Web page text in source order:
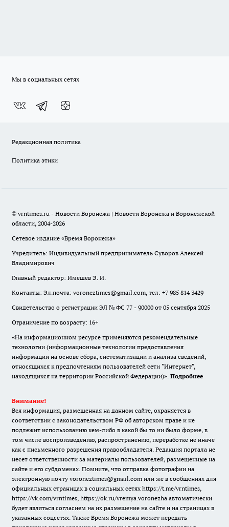
Мы в социальных сетях
Редакционная политика
Политика этики
© vrntimes.ru - Новости Воронежа | Новости Воронежа и Воронежской
области, 2004-2026
Сетевое издание «Время Воронежа»
Учредитель: Индивидуальный предприниматель Суворов Алексей
Владимирович
Главный редактор: Имешев Э. И.
Контакты: Эл.почта: voroneztimes@gmail.com, тел: +7 985 814 3429
Свидетельство о регистрации ЭЛ № ФС 77 - 90000 от 05 сентября 2025
Ограничение по возрасту: 16+
«На информационном ресурсе применяются рекомендательные
технологии (информационные технологии предоставления
информации на основе сбора, систематизации и анализа сведений,
относящихся к предпочтениям пользователей сети "Интернет",
находящихся на территории Российской Федерации)». Подробнее
Внимание!
Вся информация, размещенная на данном сайте, охраняется в
соответствии с законодательством РФ об авторском праве и не
подлежит использованию кем-либо в какой бы то ни было форме, в
том числе воспроизведению, распространению, переработке не иначе
как с письменного разрешения правообладателя. Редакция портала не
несет ответственности за материалы пользователей, размещенные на
сайте и его субдоменах. Помните, что отправка фотографии на
электронную почту voroneztimes@gmail.com или же в сообщениях для
официальных страницах в социальных сетях https://t.me/vrntimes,
https://vk.com/vrntimes, https://ok.ru/vremya.voronezha автоматически
будет являться согласием на их размещение на сайте и на страницах в
указанных соцсетях. Также Время Воронежа может передать